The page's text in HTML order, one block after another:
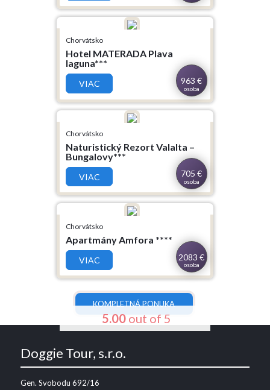
5.00
Chorvátsko
Hotel MATERADA Plava
laguna***
VIAC 963€
osoba
5.00
Chorvátsko
Naturistický Rezort Valalta –
Bungalovy***
VIAC 705€
osoba
5.00out of 5
Chorvátsko
Apartmány Amfora ****
VIAC 2083€
osoba
KOMPLETNÁ PONUKA
Doggie Tour, s.r.o.
Gen. Svobodu 692/16